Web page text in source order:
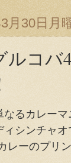
月30日月
ルコ
なるカレー
ィシンチャ
レーのプリ